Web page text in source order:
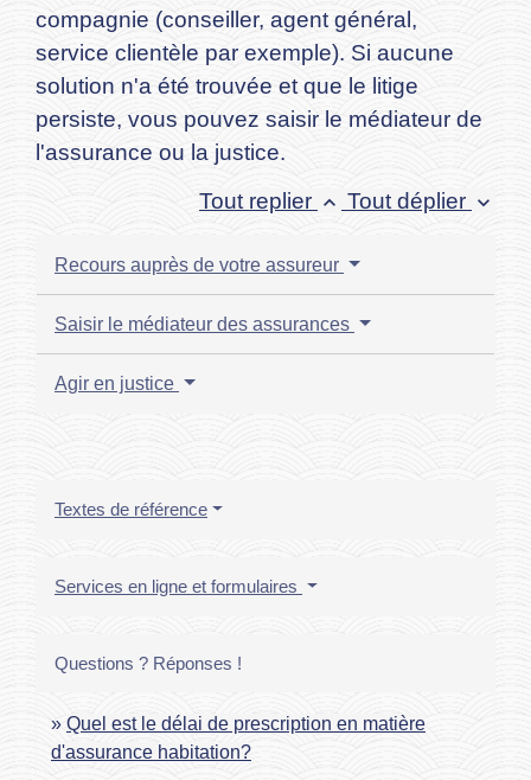
compagnie (conseiller, agent général,
service clientèle par exemple). Si aucune
solution n'a été trouvée et que le litige
persiste, vous pouvez saisir le médiateur de
l'assurance ou la justice.
Tout replier keyboard_arrow_up Tout déplier keyboard_arrow_down
Recours auprès de votre assureur
Saisir le médiateur des assurances
Agir en justice
Textes de référence
Services en ligne et formulaires
Questions ? Réponses !
Quel est le délai de prescription en matière
d'assurance habitation?